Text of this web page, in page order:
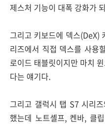
제스처 기능이 대폭 강화가
그리고 키보드에 덱스(DeX)
리즈에서 직접 덱스를 사용
로이드 태블릿이지만 마치
다는 얘기다.
그리고 갤럭시 탭 S7 시리
했는데 노트셸프, 켄바, 클